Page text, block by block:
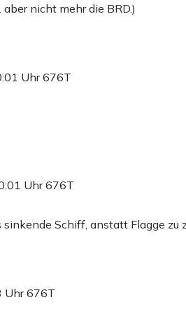
nicht mehr die BRD.)
Uhr676T
Uhr676T
Schiff, anstatt Flagge zu
Uhr676T